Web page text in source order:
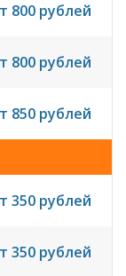
800 рублей
800 рублей
850 рублей
350 рублей
350 рублей